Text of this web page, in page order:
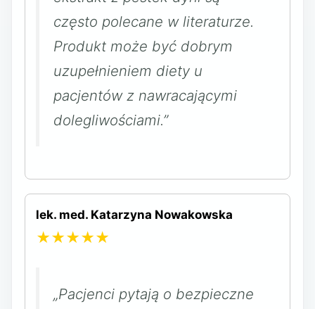
często polecane w literaturze.
Produkt może być dobrym
uzupełnieniem diety u
pacjentów z nawracającymi
dolegliwościami.”
lek. med. Katarzyna Nowakowska
★★★★★
„Pacjenci pytają o bezpieczne